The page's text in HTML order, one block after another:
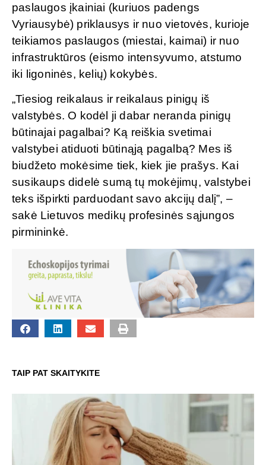
paslaugos įkainiai (kuriuos padengs
Vyriausybė) priklausys ir nuo vietovės, kurioje
teikiamos paslaugos (miestai, kaimai) ir nuo
infrastruktūros (eismo intensyvumo, atstumo
iki ligoninės, kelių) kokybės.
„Tiesiog reikalaus ir reikalaus pinigų iš
valstybės. O kodėl ji dabar neranda pinigų
būtinajai pagalbai? Ką reiškia svetimai
valstybei atiduoti būtinąją pagalbą? Mes iš
biudžeto mokėsime tiek, kiek jie prašys. Kai
susikaups didelė sumą tų mokėjimų, valstybei
teks išpirkti parduodant savo akcijų dalį”, –
sakė Lietuvos medikų profesinės sąjungos
pirmininkė.
TAIP PAT SKAITYKITE